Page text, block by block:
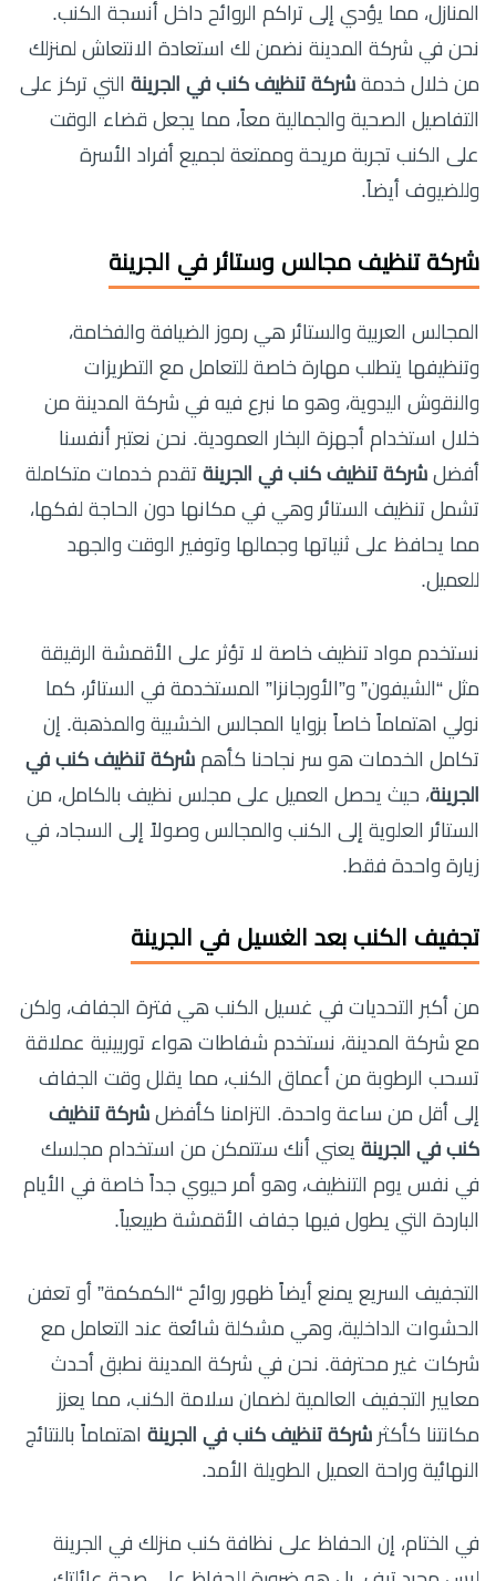
المنازل، مما يؤدي إلى تراكم الروائح داخل أنسجة الكنب.
نحن في شركة المدينة نضمن لك استعادة الانتعاش لمنزلك
من خلال خدمة شركة تنظيف كنب في الجرينة التي تركز على
التفاصيل الصحية والجمالية معاً، مما يجعل قضاء الوقت
على الكنب تجربة مريحة وممتعة لجميع أفراد الأسرة
وللضيوف أيضاً.
شركة تنظيف مجالس وستائر في الجرينة
المجالس العربية والستائر هي رموز الضيافة والفخامة،
وتنظيفها يتطلب مهارة خاصة للتعامل مع التطريزات
والنقوش اليدوية، وهو ما نبرع فيه في شركة المدينة من
خلال استخدام أجهزة البخار العمودية. نحن نعتبر أنفسنا
أفضل شركة تنظيف كنب في الجرينة تقدم خدمات متكاملة
تشمل تنظيف الستائر وهي في مكانها دون الحاجة لفكها،
مما يحافظ على ثنياتها وجمالها وتوفير الوقت والجهد
للعميل.
نستخدم مواد تنظيف خاصة لا تؤثر على الأقمشة الرقيقة
مثل “الشيفون” و”الأورجانزا” المستخدمة في الستائر، كما
نولي اهتماماً خاصاً بزوايا المجالس الخشبية والمذهبة. إن
تكامل الخدمات هو سر نجاحنا كأهم شركة تنظيف كنب في
الجرينة، حيث يحصل العميل على مجلس نظيف بالكامل، من
الستائر العلوية إلى الكنب والمجالس وصولاً إلى السجاد، في
زيارة واحدة فقط.
تجفيف الكنب بعد الغسيل في الجرينة
من أكبر التحديات في غسيل الكنب هي فترة الجفاف، ولكن
مع شركة المدينة، نستخدم شفاطات هواء توربينية عملاقة
تسحب الرطوبة من أعماق الكنب، مما يقلل وقت الجفاف
إلى أقل من ساعة واحدة. التزامنا كأفضل شركة تنظيف
كنب في الجرينة يعني أنك ستتمكن من استخدام مجلسك
في نفس يوم التنظيف، وهو أمر حيوي جداً خاصة في الأيام
الباردة التي يطول فيها جفاف الأقمشة طبيعياً.
التجفيف السريع يمنع أيضاً ظهور روائح “الكمكمة” أو تعفن
الحشوات الداخلية، وهي مشكلة شائعة عند التعامل مع
شركات غير محترفة. نحن في شركة المدينة نطبق أحدث
معايير التجفيف العالمية لضمان سلامة الكنب، مما يعزز
مكانتنا كأكثر شركة تنظيف كنب في الجرينة اهتماماً بالنتائج
النهائية وراحة العميل الطويلة الأمد.
في الختام، إن الحفاظ على نظافة كنب منزلك في الجرينة